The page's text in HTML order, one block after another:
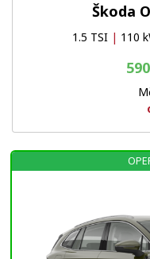
Škoda
1.5 TSI | 110